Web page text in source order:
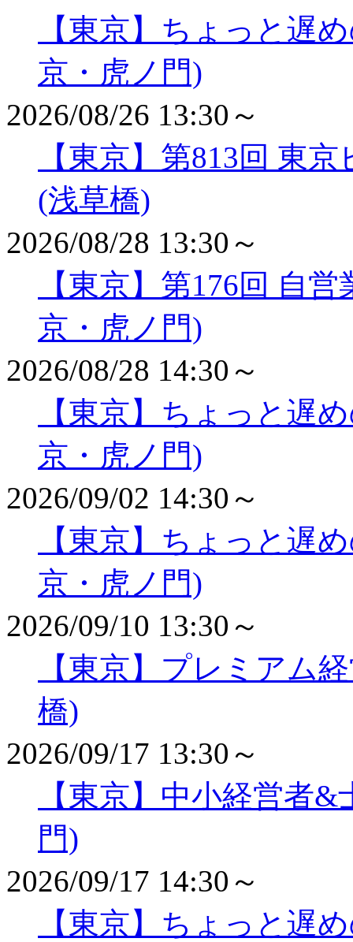
【東京】ちょっと遅
京・虎ノ門)
2026/08/26 13:30～
【東京】第813回 東
(浅草橋)
2026/08/28 13:30～
【東京】第176回 自
京・虎ノ門)
2026/08/28 14:30～
【東京】ちょっと遅
京・虎ノ門)
2026/09/02 14:30～
【東京】ちょっと遅
京・虎ノ門)
2026/09/10 13:30～
【東京】プレミアム
橋)
2026/09/17 13:30～
【東京】中小経営者
門)
2026/09/17 14:30～
【東京】ちょっと遅